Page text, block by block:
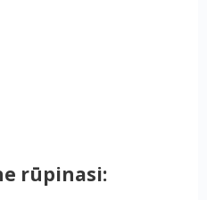
rūpinasi: